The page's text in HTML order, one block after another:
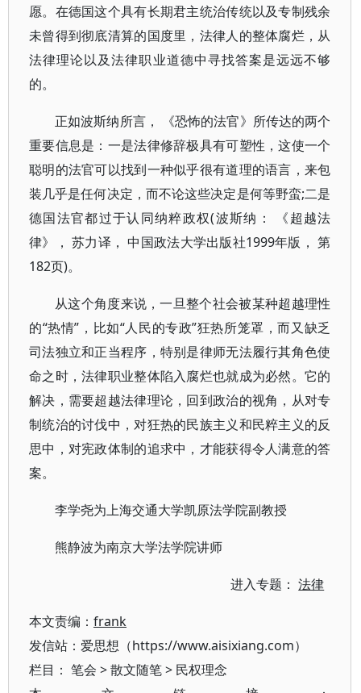
愿。在德国这个具有长期君主统治传统以及专制残余
未曾得到彻底清算的国度里，法律人的整体腐烂，从
法律理论以及法律职业道德中寻找答案是远远不够
的。
正如波斯纳所言， 《恐怖的法官》所传达的两个
重要信息是：一是法律修辞极具有可塑性，这使一个
聪明的法官可以找到一种似乎很有道理的语言，来包
装几乎是任何决定，而不论这些决定是何等野蛮;二是
德国法官都过于认同纳粹政权(波斯纳： 《超越法
律》， 苏力译， 中国政法大学出版社1999年版， 第
182页)。
从这个角度来说，一旦整个社会被某种超越理性
的“热情”，比如“人民的专政”狂热所笼罩，而又缺乏
司法独立和正当程序，特别是律师无法履行其角色使
命之时，法律职业整体陷入腐烂也就成为必然。它的
解决，需要超越法律理论，回到政治的视角，从对专
制统治的讨伐中，对狂热的民族主义和民粹主义的反
思中，对宪政体制的追求中，才能获得令人满意的答
案。
李学尧为上海交通大学凯原法学院副教授
熊静波为南京大学法学院讲师
进入专题：法律
本文责编： frank
发信站：爱思想（https://www.aisixiang.com）
栏目： 笔会 >散文随笔> 民权理念